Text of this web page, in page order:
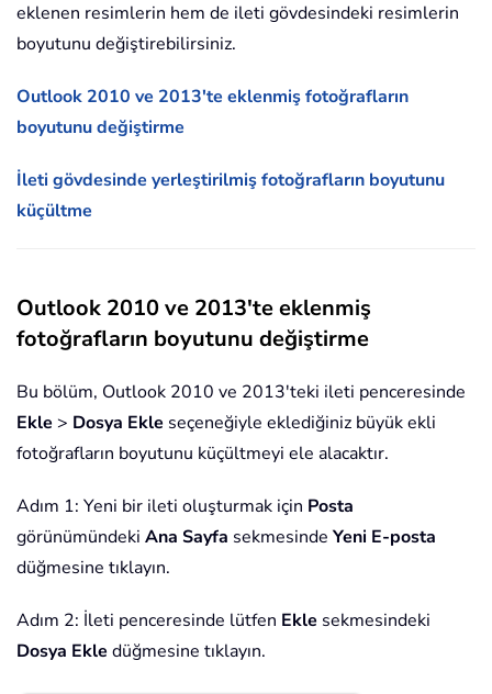
eklenen resimlerin hem de ileti gövdesindeki resimlerin
boyutunu değiştirebilirsiniz.
Outlook 2010 ve 2013'te eklenmiş fotoğrafların
boyutunu değiştirme
İleti gövdesinde yerleştirilmiş fotoğrafların boyutunu
küçültme
Outlook 2010 ve 2013'te eklenmiş
fotoğrafların boyutunu değiştirme
Bu bölüm, Outlook 2010 ve 2013'teki ileti penceresinde
Ekle > Dosya Ekle seçeneğiyle eklediğiniz büyük ekli
fotoğrafların boyutunu küçültmeyi ele alacaktır.
Adım 1: Yeni bir ileti oluşturmak için Posta
görünümündeki Ana Sayfa sekmesinde Yeni E-posta
düğmesine tıklayın.
Adım 2: İleti penceresinde lütfen Ekle sekmesindeki
Dosya Ekle düğmesine tıklayın.